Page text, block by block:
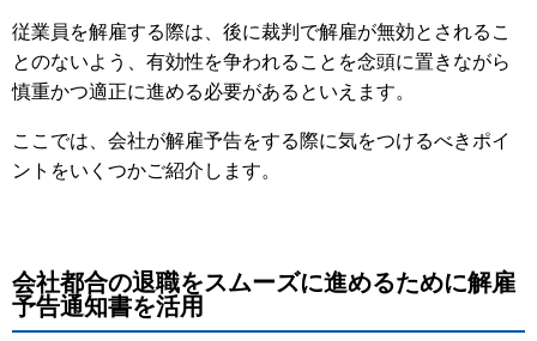
従業員を解雇する際は、後に裁判で解雇が無効とされるこ
とのないよう、有効性を争われることを念頭に置きながら
慎重かつ適正に進める必要があるといえます。
ここでは、会社が解雇予告をする際に気をつけるべきポイ
ントをいくつかご紹介します。
会社都合の退職をスムーズに進めるために解雇
予告通知書を活用